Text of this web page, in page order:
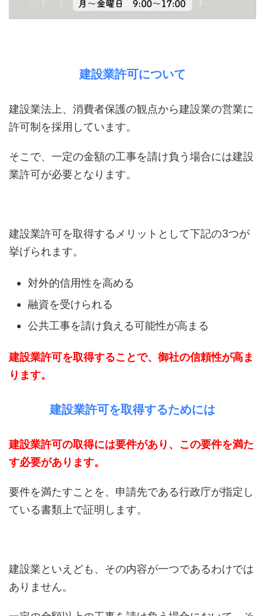
建設業許可について
建設業法上、消費者保護の観点から建設業の営業に
許可制を採用しています。
そこで、一定の金額の工事を請け負う場合には建設
業許可が必要となります。
建設業許可を取得するメリットとして下記の3つが
挙げられます。
対外的信用性を高める
融資を受けられる
公共工事を請け負える可能性が高まる
建設業許可を取得することで、御社の信頼性が高ま
ります。
建設業許可を取得するためには
建設業許可の取得には要件があり、この要件を満た
す必要があります。
要件を満たすことを、申請先である行政庁が指定し
ている書類上で証明します。
建設業といえども、その内容が一つであるわけでは
ありません。